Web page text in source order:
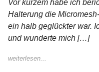
Vor kurzem habe ich
Halterung die
ein halb geglückter war.
und wunderte mich […]
weiterlesen...